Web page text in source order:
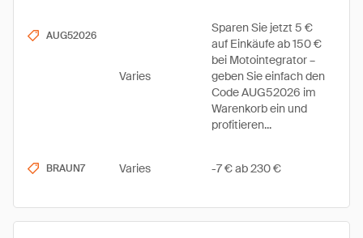
AUG52026
Varies
Sparen Sie jetzt 5 €
auf Einkäufe ab 150 €
bei Motointegrator –
geben Sie einfach den
Code AUG52026 im
Warenkorb ein und
profitieren...
BRAUN7 Varies -7 € ab 230 €